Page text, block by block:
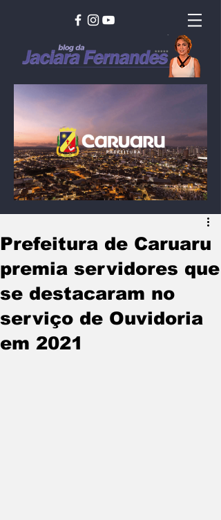
Prefeitura de Caruaru
premia servidores que
se destacaram no
serviço de Ouvidoria
em 2021